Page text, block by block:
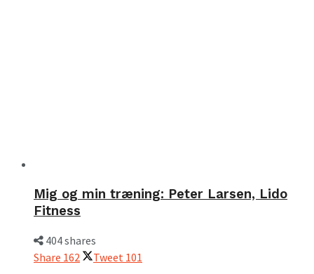
Mig og min træning: Peter Larsen, Lido
Fitness
404 shares
Share 162 Tweet 101